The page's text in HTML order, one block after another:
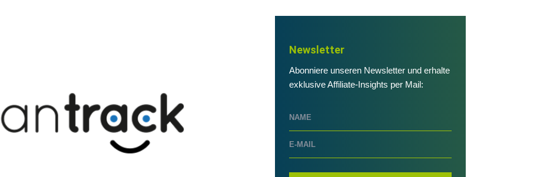
Newsletter
Abonniere unseren Newsletter und erhalte
exklusive Affiliate-Insights per Mail: